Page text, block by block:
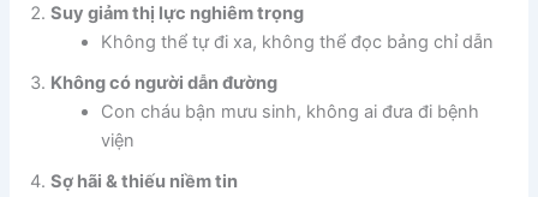
Suy giảm thị lực nghiêm trọng
Không thể tự đi xa, không thể đọc bảng chỉ dẫn
Không có người dẫn đường
Con cháu bận mưu sinh, không ai đưa đi bệnh
viện
Sợ hãi & thiếu niềm tin